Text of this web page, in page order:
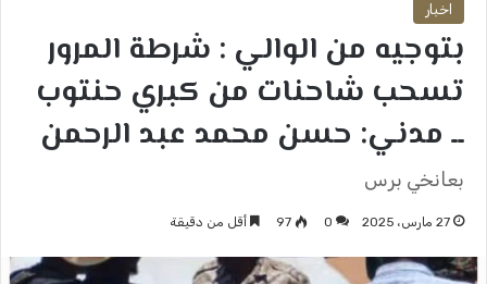
اخبار
بتوجيه من الوالي : شرطة المرور
تسحب شاحنات من كبري حنتوب
ــ مدني: حسن محمد عبد الرحمن
بعانخي برس
27 مارس، 2025 0
97 أقل من دقيقة